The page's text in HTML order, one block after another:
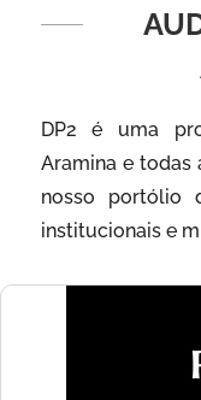
DP2 é uma
Aramina e todas
nosso portólio
institucionais e